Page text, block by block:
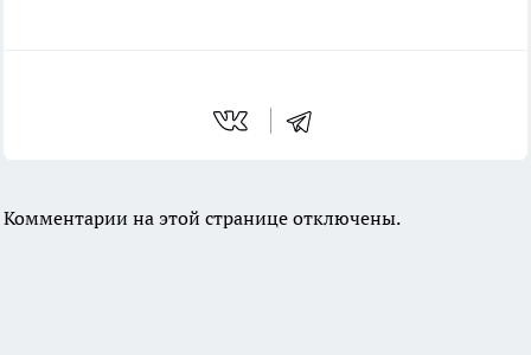
Комментарии на этой странице отключены.